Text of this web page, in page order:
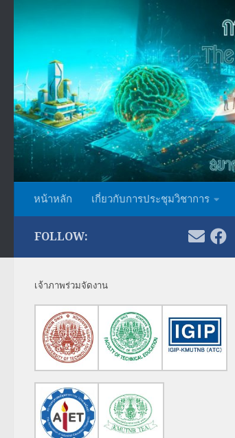
หน้าหลัก เกี่ยวกับการประชุมวิชาการ
FOLLOW:
เจ้าภาพร่วมจัดงาน